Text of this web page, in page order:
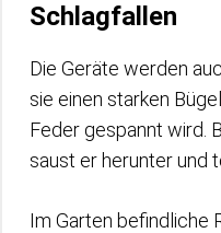
Schlagfallen
Die Geräte werden
sie einen starken
Feder gespannt wird.
saust er herunter und
Im Garten befindliche